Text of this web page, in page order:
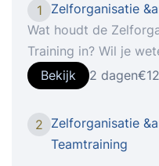
1
Zelforganisatie
Wat houdt de
Training in? Wil je
zelforganiserende of
ontwikkelt? Of werk
zelforganiserend of
deze training voor
opleiding leer je
Bekijk 2 dagen
2 Zelforganisatie
Teamtraining